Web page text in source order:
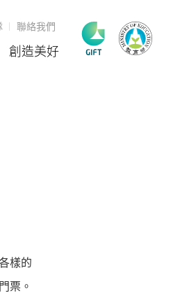
創造美好
聯絡我們
樣的
票。